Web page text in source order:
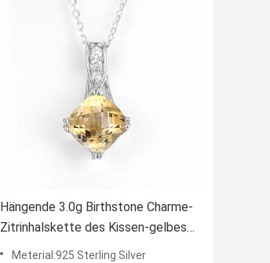
Hängende 3.0g Birthstone Charme-
Zitrinhalskette des Kissen-gelbes
Goldfür Großmutter
Meterial:925 Sterling Silver